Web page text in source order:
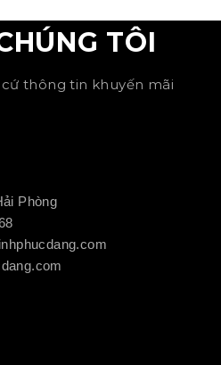
TÔI
thông tin khuyến mãi
Phòng